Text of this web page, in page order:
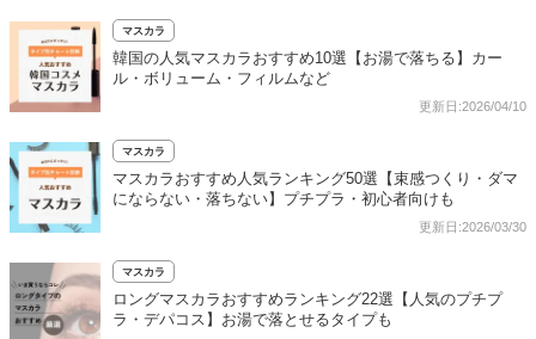
マスカラ
韓国の人気マスカラおすすめ10選【お湯で落ちる】カー
ル・ボリューム・フィルムなど
更新日:2026/04/10
マスカラ
マスカラおすすめ人気ランキング50選【束感つくり・ダマ
にならない・落ちない】プチプラ・初心者向けも
更新日:2026/03/30
マスカラ
ロングマスカラおすすめランキング22選【人気のプチプ
ラ・デパコス】お湯で落とせるタイプも